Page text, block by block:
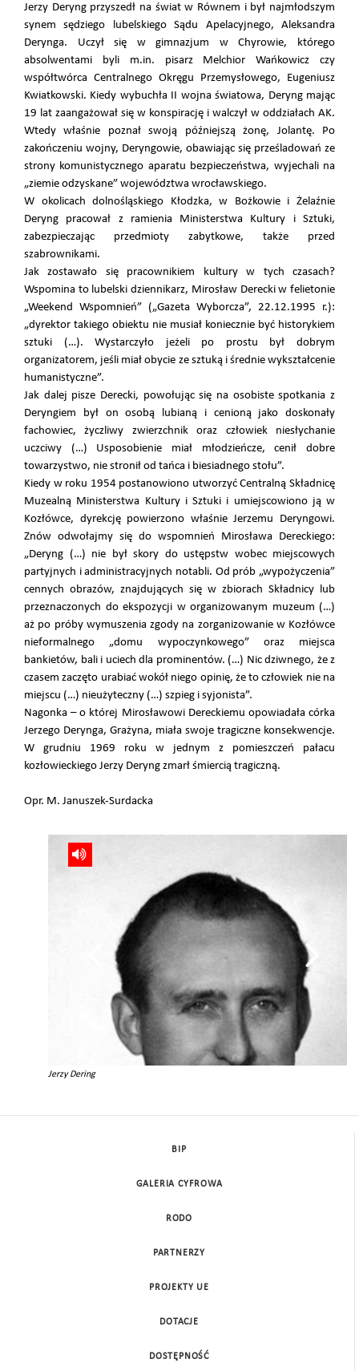
Jerzy Deryng przyszedł na świat w Równem i był najmłodszym
synem sędziego lubelskiego Sądu Apelacyjnego, Aleksandra
Derynga. Uczył się w gimnazjum w Chyrowie, którego
absolwentami byli m.in. pisarz Melchior Wańkowicz czy
współtwórca Centralnego Okręgu Przemysłowego, Eugeniusz
Kwiatkowski. Kiedy wybuchła II wojna światowa, Deryng mając
19 lat zaangażował się w konspirację i walczył w oddziałach AK.
Wtedy właśnie poznał swoją późniejszą żonę, Jolantę. Po
zakończeniu wojny, Deryngowie, obawiając się prześladowań ze
strony komunistycznego aparatu bezpieczeństwa, wyjechali na
„ziemie odzyskane” województwa wrocławskiego.
W okolicach dolnośląskiego Kłodzka, w Bożkowie i Żelaźnie
Deryng pracował z ramienia Ministerstwa Kultury i Sztuki,
zabezpieczając przedmioty zabytkowe, także przed
szabrownikami.
Jak zostawało się pracownikiem kultury w tych czasach?
Wspomina to lubelski dziennikarz, Mirosław Derecki w felietonie
„Weekend Wspomnień” („Gazeta Wyborcza”, 22.12.1995 r.):
„dyrektor takiego obiektu nie musiał koniecznie być historykiem
sztuki (…). Wystarczyło jeżeli po prostu był dobrym
organizatorem, jeśli miał obycie ze sztuką i średnie wykształcenie
humanistyczne”.
Jak dalej pisze Derecki, powołując się na osobiste spotkania z
Deryngiem był on osobą lubianą i cenioną jako doskonały
fachowiec, życzliwy zwierzchnik oraz człowiek niesłychanie
uczciwy (…) Usposobienie miał młodzieńcze, cenił dobre
towarzystwo, nie stronił od tańca i biesiadnego stołu”.
Kiedy w roku 1954 postanowiono utworzyć Centralną Składnicę
Muzealną Ministerstwa Kultury i Sztuki i umiejscowiono ją w
Kozłówce, dyrekcję powierzono właśnie Jerzemu Deryngowi.
Znów odwołajmy się do wspomnień Mirosława Dereckiego:
„Deryng (…) nie był skory do ustępstw wobec miejscowych
partyjnych i administracyjnych notabli. Od prób „wypożyczenia”
cennych obrazów, znajdujących się w zbiorach Składnicy lub
przeznaczonych do ekspozycji w organizowanym muzeum (…)
aż po próby wymuszenia zgody na zorganizowanie w Kozłówce
nieformalnego „domu wypoczynkowego” oraz miejsca
bankietów, bali i uciech dla prominentów. (…) Nic dziwnego, że z
czasem zaczęto urabiać wokół niego opinię, że to człowiek nie na
miejscu (…) nieużyteczny (…) szpieg i syjonista”.
Nagonka – o której Mirosławowi Dereckiemu opowiadała córka
Jerzego Derynga, Grażyna, miała swoje tragiczne konsekwencje.
W grudniu 1969 roku w jednym z pomieszczeń pałacu
kozłowieckiego Jerzy Deryng zmarł śmiercią tragiczną.
Opr. M. Januszek-Surdacka
Jerzy Dering
BIP
GALERIA CYFROWA
RODO
PARTNERZY
PROJEKTY UE
DOTACJE
DOSTĘPNOŚĆ